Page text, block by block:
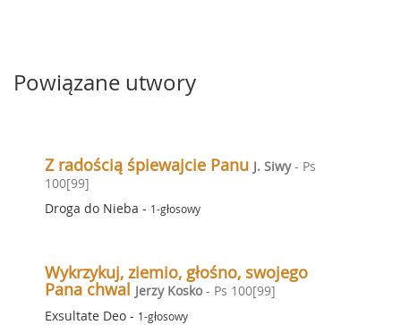
Powiązane utwory
Z radością śpiewajcie Panu J. Siwy- Ps
100[99]
Droga do Nieba - 1-głosowy
Wykrzykuj, ziemio, głośno, swojego
Pana chwal Jerzy Kosko- Ps 100[99]
Exsultate Deo - 1-głosowy